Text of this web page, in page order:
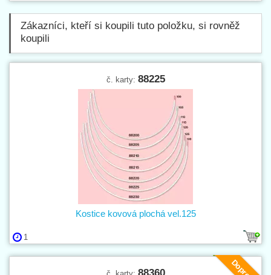
Zákazníci, kteří si koupili tuto položku, si rovněž
koupili
č. karty: 88225
1
Kostice kovová plochá vel.125